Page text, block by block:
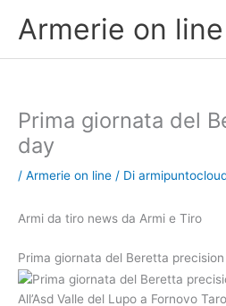
Armerie on line
Prima giornata del
day
/ Armerie on line / Di
Armi da tiro news da Armi e Tiro
Prima giornata del Beretta
All’Asd Valle del Lupo a Fornovo